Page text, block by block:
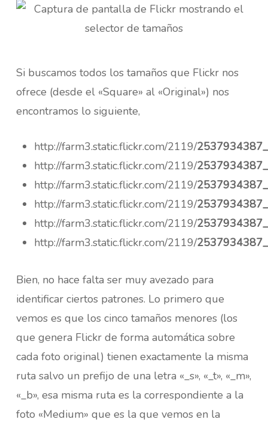
Si buscamos todos los tamaños que Flickr nos
ofrece (desde el «Square» al «Original») nos
encontramos lo siguiente,
http://farm3.static.flickr.com/2119/
http://farm3.static.flickr.com/2119/
http://farm3.static.flickr.com/2119/
http://farm3.static.flickr.com/2119/
http://farm3.static.flickr.com/2119/
http://farm3.static.flickr.com/2119/
Bien, no hace falta ser muy avezado para
identificar ciertos patrones. Lo primero que
vemos es que los cinco tamaños menores (los
que genera Flickr de forma automática sobre
cada foto original) tienen exactamente la misma
ruta salvo un prefijo de una letra «_s», «_t», «_m»,
«_b», esa misma ruta es la correspondiente a la
foto «Medium» que es la que vemos en la